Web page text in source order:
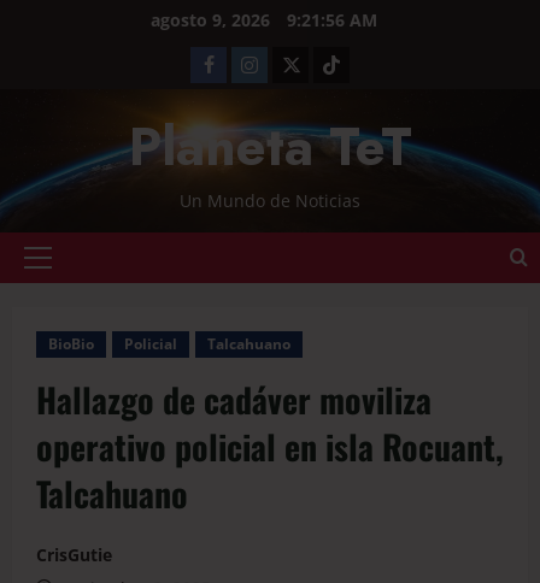
agosto 9, 2026 9:21:57 AM
Planeta TeT
Un Mundo de Noticias
BioBio Policial Talcahuano
Hallazgo de cadáver moviliza
operativo policial en isla Rocuant,
Talcahuano
CrisGutie